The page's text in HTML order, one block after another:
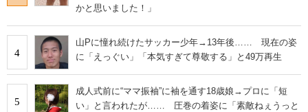
かと思いました！」
4
山Pに憧れ続けたサッカー少年→13年後…… 現在の姿
に「えっぐい」「本気すぎて尊敬する」と49万再生
5
成人式前に“ママ振袖”に袖を通す18歳娘→プロに「短
い」と言われたが…… 圧巻の着姿に「素敵ねぇうっと